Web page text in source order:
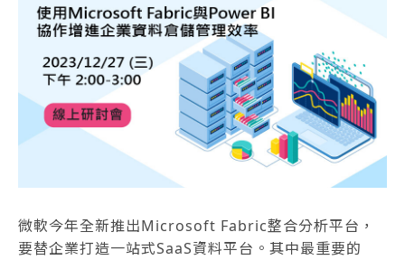
微軟今年全新推出Microsoft Fabric整合分析平台，
要替企業打造一站式SaaS資料平台。其中最重要的